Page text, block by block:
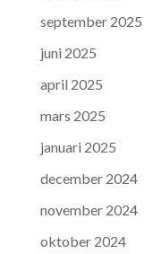
september 2025
juni 2025
april 2025
mars 2025
januari 2025
december 2024
november 2024
oktober 2024